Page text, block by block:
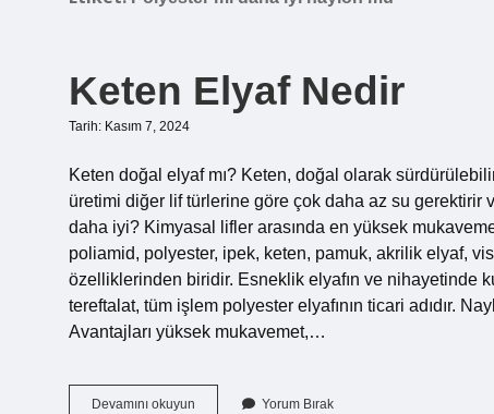
Keten Elyaf Nedir
Tarih: Kasım 7, 2024
Keten doğal elyaf mı? Keten, doğal olarak
üretimi diğer lif türlerine göre çok daha az su
daha iyi? Kimyasal lifler arasında en yüksek
poliamid, polyester, ipek, keten, pamuk, akrilik elyaf,
özelliklerinden biridir. Esneklik elyafın ve nihayetinde
tereftalat, tüm işlem polyester elyafının ticari adıdır.
Avantajları yüksek mukavemet,…
Devamını okuyun Yorum Bırak